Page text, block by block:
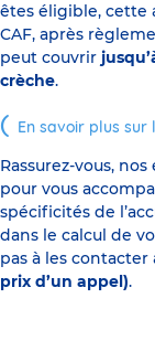
êtes éligible, cette
CAF, après
peut couvrir
crèche.
En savoir plus sur
Rassurez-vous,
pour vous
spécificités de
dans le calcul de
pas à les contacter
prix d’un appel).